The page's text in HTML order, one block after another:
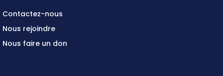
Contactez-nous
Nous rejoindre
Nous faire un don